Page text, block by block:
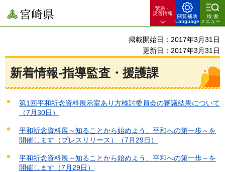
宮崎県
緊急・
災害情報
閲覧補助
Language
検索
メニュー
掲載開始日：2017年3月31日
更新日：2017年3月31日
新着情報-指導監査・援護課
第1回平和祈念資料展示室あり方検討委員会の審議結果について
（7月30日）
平和祈念資料展～知ることから始めよう、平和への第一歩～を
開催します（プレスリリース）（7月29日）
平和祈念資料展～知ることから始めよう、平和への第一歩～を
開催します（7月29日）